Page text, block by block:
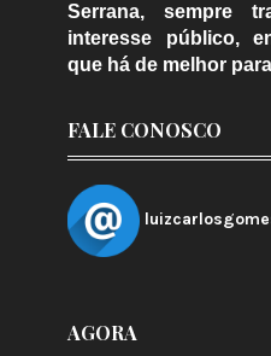
Serrana, sempre
interesse público,
que há de melhor
FALE CONOSCO
AGORA